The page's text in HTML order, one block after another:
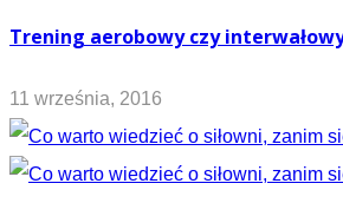
Trening aerobowy czy
11 września, 2016